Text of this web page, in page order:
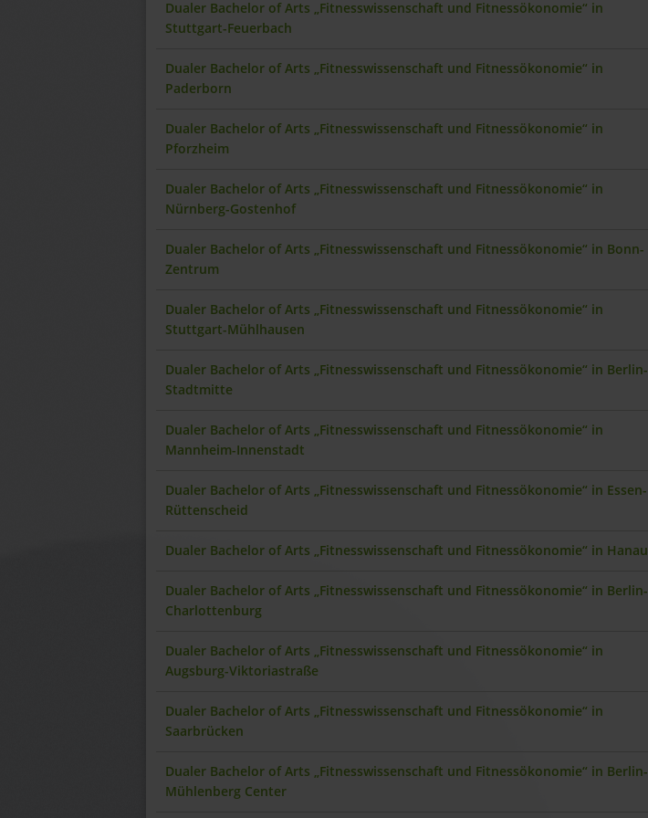
Dualer Bachelor of Arts „Fitnesswissenschaft und Fitnessökonomie“ in
Stuttgart-Feuerbach
Dualer Bachelor of Arts „Fitnesswissenschaft und Fitnessökonomie“ in
Paderborn
Dualer Bachelor of Arts „Fitnesswissenschaft und Fitnessökonomie“ in
Pforzheim
Dualer Bachelor of Arts „Fitnesswissenschaft und Fitnessökonomie“ in
Nürnberg-Gostenhof
Dualer Bachelor of Arts „Fitnesswissenschaft und Fitnessökonomie“ in Bonn-
Zentrum
Dualer Bachelor of Arts „Fitnesswissenschaft und Fitnessökonomie“ in
Stuttgart-Mühlhausen
Dualer Bachelor of Arts „Fitnesswissenschaft und Fitnessökonomie“ in Berlin-
Stadtmitte
Dualer Bachelor of Arts „Fitnesswissenschaft und Fitnessökonomie“ in
Mannheim-Innenstadt
Dualer Bachelor of Arts „Fitnesswissenschaft und Fitnessökonomie“ in Essen-
Rüttenscheid
Dualer Bachelor of Arts „Fitnesswissenschaft und Fitnessökonomie“ in Hanau
Dualer Bachelor of Arts „Fitnesswissenschaft und Fitnessökonomie“ in Berlin-
Charlottenburg
Dualer Bachelor of Arts „Fitnesswissenschaft und Fitnessökonomie“ in
Augsburg-Viktoriastraße
Dualer Bachelor of Arts „Fitnesswissenschaft und Fitnessökonomie“ in
Saarbrücken
Dualer Bachelor of Arts „Fitnesswissenschaft und Fitnessökonomie“ in Berlin-
Mühlenberg Center